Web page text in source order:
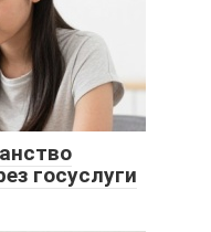
госуслуги